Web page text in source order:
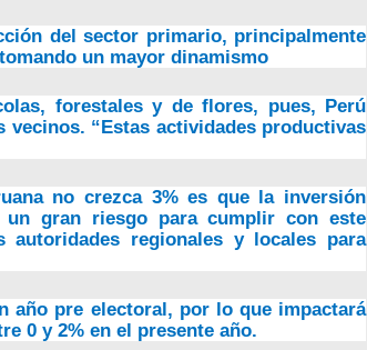
del sector primario, principalmente
un mayor dinamismo
forestales y de flores, pues, Perú
vecinos. “Estas actividades productivas
no crezca 3% es que la inversión
un gran riesgo para cumplir con este
regionales y locales para
año pre electoral, por lo que impactará
0 y 2% en el presente año.